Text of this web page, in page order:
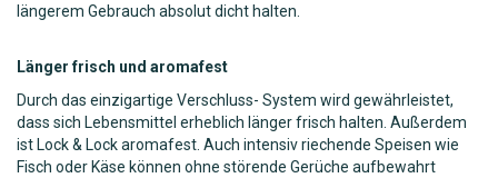
längerem Gebrauch absolut dicht halten.
Länger frisch und aromafest
Durch das einzigartige Verschluss- System wird gewährleistet,
dass sich Lebensmittel erheblich länger frisch halten. Außerdem
ist Lock & Lock aromafest. Auch intensiv riechende Speisen wie
Fisch oder Käse können ohne störende Gerüche aufbewahrt